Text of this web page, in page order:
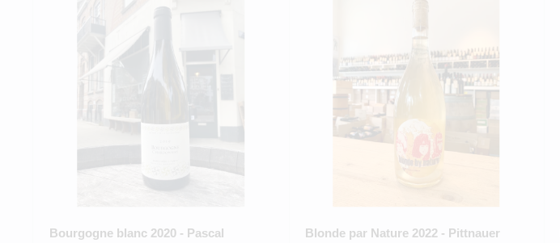
Bourgogne blanc 2020 - Pascal
Blonde par Nature 2022 - Pittnauer